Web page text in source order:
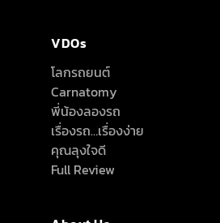
VDOs
โลกรถยนต์
Carnatomy
พี่น้องลองรถ
เรื่องรถ…เรื่องง่าย
คุณลุงใจดี
Full Review